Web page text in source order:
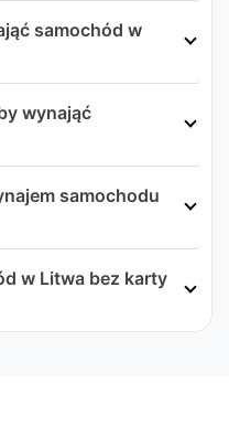
samochód w
wynająć
samochodu
w Litwa bez karty